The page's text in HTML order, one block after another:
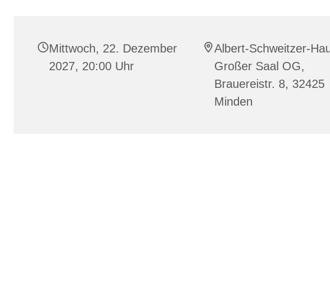
Mittwoch, 22. Dezember
2027, 20:00 Uhr
Albert-Schweitzer-
Großer Saal OG,
Brauereistr. 8, 32425
Minden